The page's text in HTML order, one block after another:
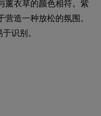
薰衣草的颜色相符。紫
造一种放松的氛围。
识别。